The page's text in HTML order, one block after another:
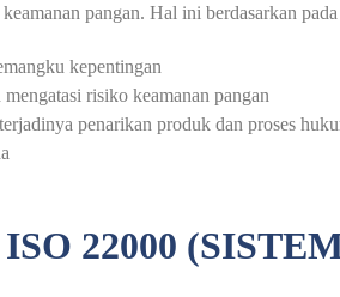
pangan. Hal ini berdasarkan
kepentingan
risiko keamanan pangan
penarikan produk dan proses
22000